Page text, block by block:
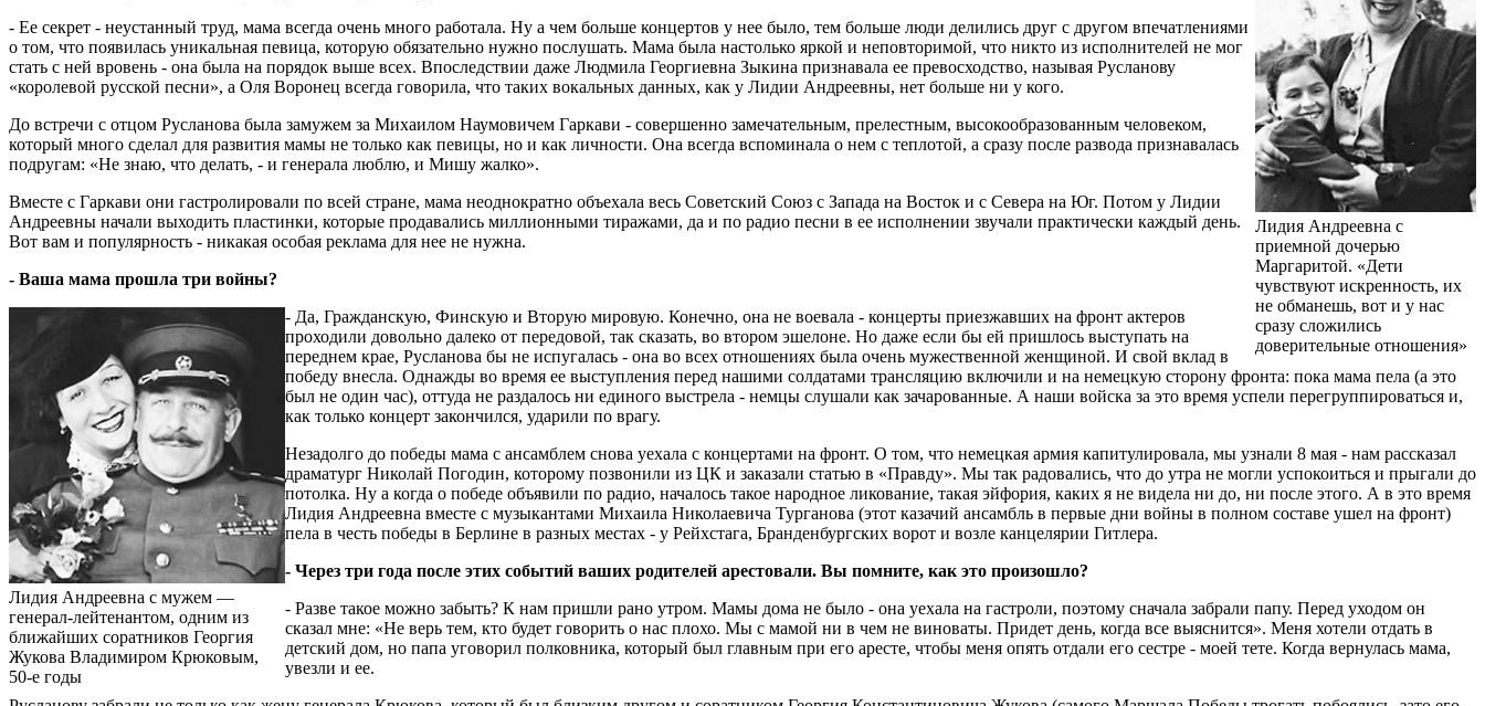
Лидия Андреевна с
приемной дочерью
Маргаритой. «Дети
чувствуют искренность, их
не обманешь, вот и у нас
сразу сложились
доверительные отношения»
- Ее секрет - неустанный труд, мама всегда очень много работала. Ну а чем больше концертов у нее было, тем больше люди делились друг с другом впечатлениями
о том, что появилась уникальная певица, которую обязательно нужно послушать. Мама была настолько яркой и неповторимой, что никто из исполнителей не мог
стать с ней вровень - она была на порядок выше всех. Впоследствии даже Людмила Георгиевна Зыкина признавала ее превосходство, называя Русланову
«королевой русской песни», а Оля Воронец всегда говорила, что таких вокальных данных, как у Лидии Андреевны, нет больше ни у кого.
До встречи с отцом Русланова была замужем за Михаилом Наумовичем Гаркави - совершенно замечательным, прелестным, высокообразованным человеком,
который много сделал для развития мамы не только как певицы, но и как личности. Она всегда вспоминала о нем с теплотой, а сразу после развода признавалась
подругам: «Не знаю, что делать, - и генерала люблю, и Мишу жалко».
Вместе с Гаркави они гастролировали по всей стране, мама неоднократно объехала весь Советский Союз с Запада на Восток и с Севера на Юг. Потом у Лидии
Андреевны начали выходить пластинки, которые продавались миллионными тиражами, да и по радио песни в ее исполнении звучали практически каждый день.
Вот вам и популярность - никакая особая реклама для нее не нужна.
- Ваша мама прошла три войны?
Лидия Андреевна с мужем —
генерал-лейтенантом, одним из
ближайших соратников Георгия
Жукова Владимиром Крюковым,
50-е годы
- Да, Гражданскую, Финскую и Вторую мировую. Конечно, она не воевала - концерты приезжавших на фронт актеров
проходили довольно далеко от передовой, так сказать, во втором эшелоне. Но даже если бы ей пришлось выступать на
переднем крае, Русланова бы не испугалась - она во всех отношениях была очень мужественной женщиной. И свой вклад в
победу внесла. Однажды во время ее выступления перед нашими солдатами трансляцию включили и на немецкую сторону фронта: пока мама пела (а это
был не один час), оттуда не раздалось ни единого выстрела - немцы слушали как зачарованные. А наши войска за это время успели перегруппироваться и,
как только концерт закончился, ударили по врагу.
Незадолго до победы мама с ансамблем снова уехала с концертами на фронт. О том, что немецкая армия капитулировала, мы узнали 8 мая - нам рассказал
драматург Николай Погодин, которому позвонили из ЦК и заказали статью в «Правду». Мы так радовались, что до утра не могли успокоиться и прыгали до
потолка. Ну а когда о победе объявили по радио, началось такое народное ликование, такая эйфория, каких я не видела ни до, ни после этого. А в это время
Лидия Андреевна вместе с музыкантами Михаила Николаевича Турганова (этот казачий ансамбль в первые дни войны в полном составе ушел на фронт)
пела в честь победы в Берлине в раз­ных мес­тах - у Рейхстага, Бранденбургских ворот и воз­ле канцелярии Гитлера.
- Через три года после этих событий ваших родителей арестовали. Вы помните, как это произошло?
- Разве такое можно забыть? К нам пришли рано утром. Мамы дома не было - она уехала на гастроли, поэтому сначала забрали папу. Перед уходом он
сказал мне: «Не верь тем, кто будет говорить о нас плохо. Мы с мамой ни в чем не виноваты. Придет день, когда все выяснится». Меня хотели отдать в
детский дом, но папа уговорил полковника, который был главным при его аресте, чтобы меня опять отдали его сестре - моей тете. Когда вернулась мама,
увезли и ее.